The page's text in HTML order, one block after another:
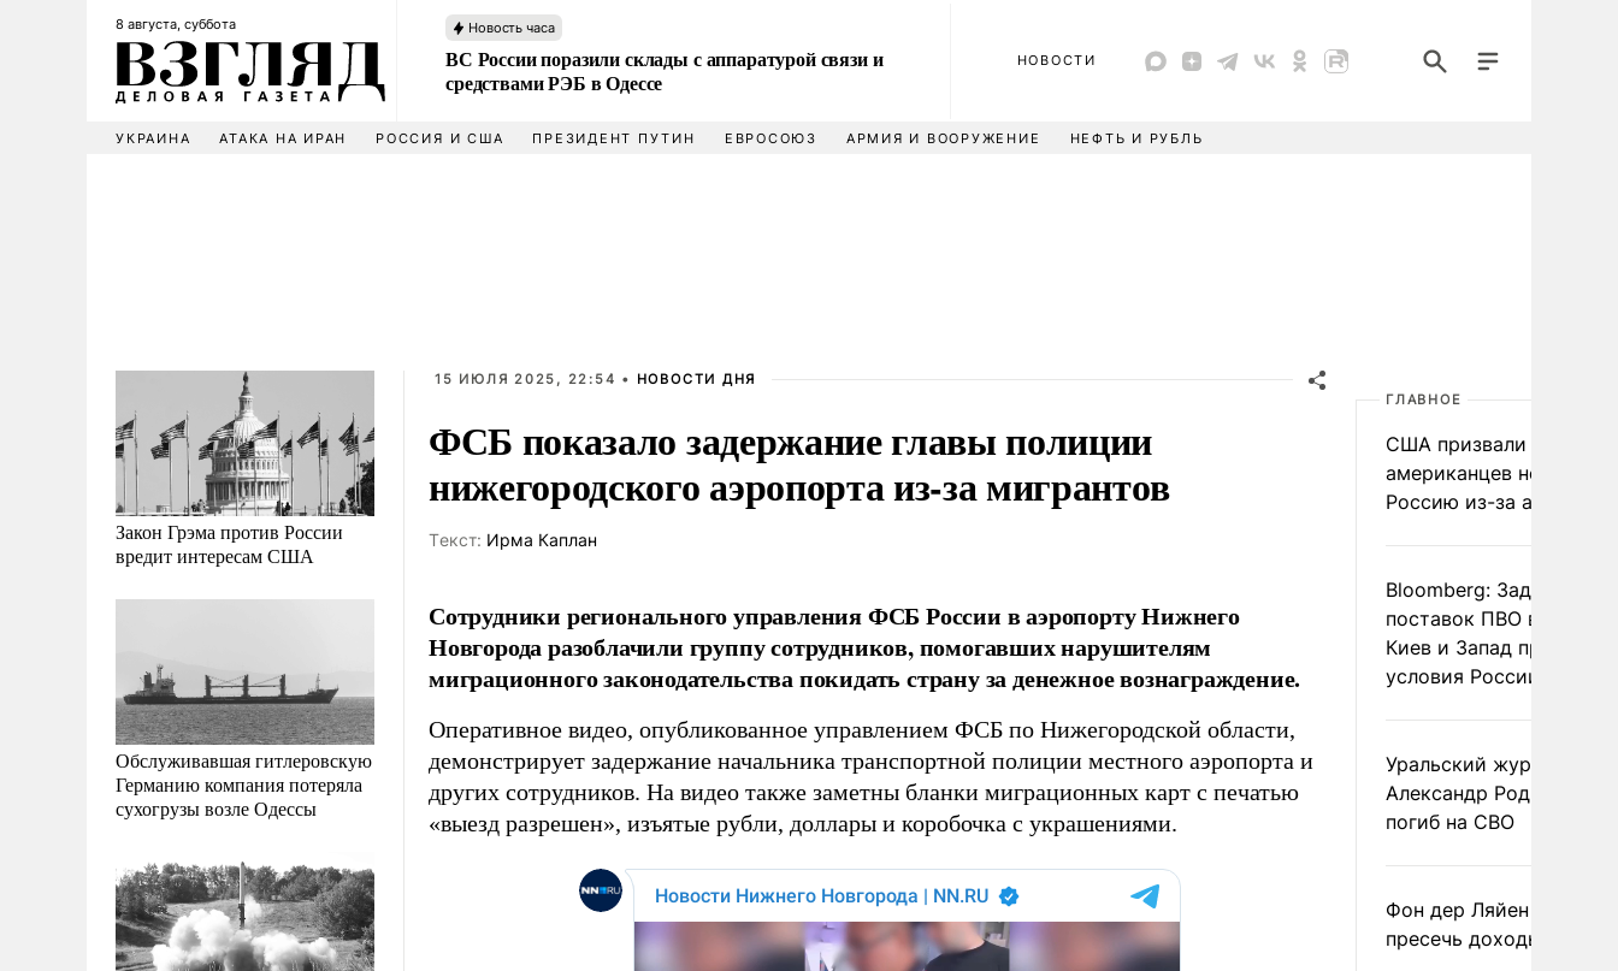
8 августа, суббота Новость часа
ВС России поразили склады с аппаратурой связи и
средствами РЭБ в Одессе
НОВОСТИ
УКРАИНА АТАКА НА ИРАН РОССИЯ И США ПРЕЗИДЕНТ ПУТИН ЕВРОСОЮЗ АРМИЯ И ВООРУЖЕНИЕ НЕФТЬ И РУБЛЬ
Закон Грэма против России
вредит интересам США
Обслуживавшая гитлеровскую
Германию компания потеряла
сухогрузы возле Одессы
15 ИЮЛЯ 2025, 22:54 • НОВОСТИ ДНЯ
ФСБ показало задержание главы полиции
нижегородского аэропорта из-за мигрантов
Tекст: Ирма Каплан
Сотрудники регионального управления ФСБ России в аэропорту Нижнего
Новгорода разоблачили группу сотрудников, помогавших нарушителям
миграционного законодательства покидать страну за денежное вознаграждение.
Оперативное видео, опубликованное управлением ФСБ по Нижегородской области,
демонстрирует задержание начальника транспортной полиции местного аэропорта и
других сотрудников. На видео также заметны бланки миграционных карт с печатью
«выезд разрешен», изъятые рубли, доллары и коробочка с украшениями.
ГЛАВНОЕ
США призвали
американцев не
Россию из-за атак ВСУ
Bloomberg: Задержка
поставок ПВО вынудит
Киев и Запад принять
условия России
Уральский журналист
Александр Родионов
погиб на СВО
Фон дер Ляйен
пресечь доходы России